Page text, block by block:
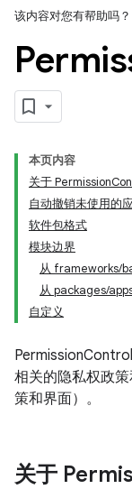
该内容对您有帮助吗？
本页内容
关于
自动撤销未使用的
软件包格式
模块边界
从 frameworks/
从 packages/
自定义
相关的隐私权政
策和界面）。
关于